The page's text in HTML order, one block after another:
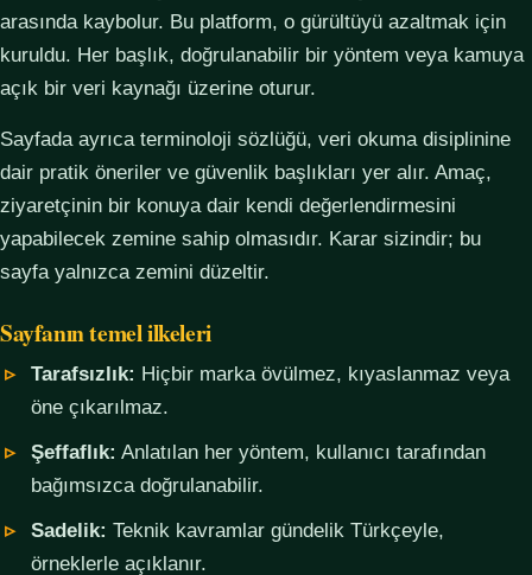
arasında kaybolur. Bu platform, o gürültüyü azaltmak için
kuruldu. Her başlık, doğrulanabilir bir yöntem veya kamuya
açık bir veri kaynağı üzerine oturur.
Sayfada ayrıca terminoloji sözlüğü, veri okuma disiplinine
dair pratik öneriler ve güvenlik başlıkları yer alır. Amaç,
ziyaretçinin bir konuya dair kendi değerlendirmesini
yapabilecek zemine sahip olmasıdır. Karar sizindir; bu
sayfa yalnızca zemini düzeltir.
Sayfanın temel ilkeleri
Tarafsızlık: Hiçbir marka övülmez, kıyaslanmaz veya
öne çıkarılmaz.
Şeffaflık: Anlatılan her yöntem, kullanıcı tarafından
bağımsızca doğrulanabilir.
Sadelik: Teknik kavramlar gündelik Türkçeyle,
örneklerle açıklanır.